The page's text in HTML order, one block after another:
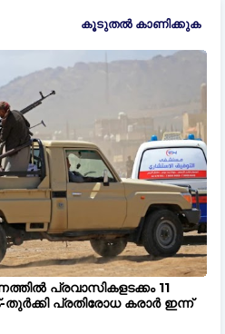
കൂടുതൽ‍ കാണിക്കുക
പ്രവാസികളടക്കം 11
തുർക്കി പ്രതിരോധ കരാർ ഇന്ന്